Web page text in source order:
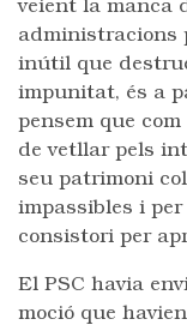
veient la manca
administracions
inútil que
impunitat, és a
pensem que
de vetllar pels
seu patrimoni
impassibles i
consistori per
El PSC havia
moció que